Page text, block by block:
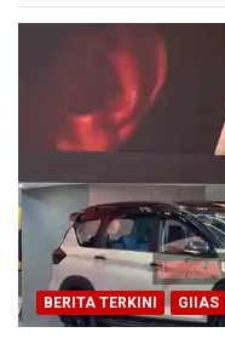
BERITA TERKINI GIIAS